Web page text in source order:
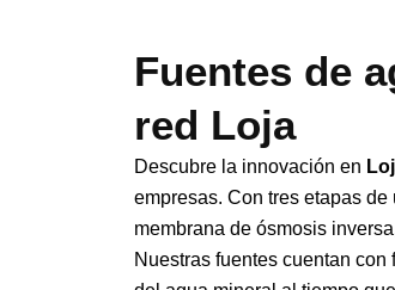
Fuentes de
red Loja
Descubre la innovación en
empresas. Con tres etapas
membrana de ósmosis
Nuestras fuentes cuentan